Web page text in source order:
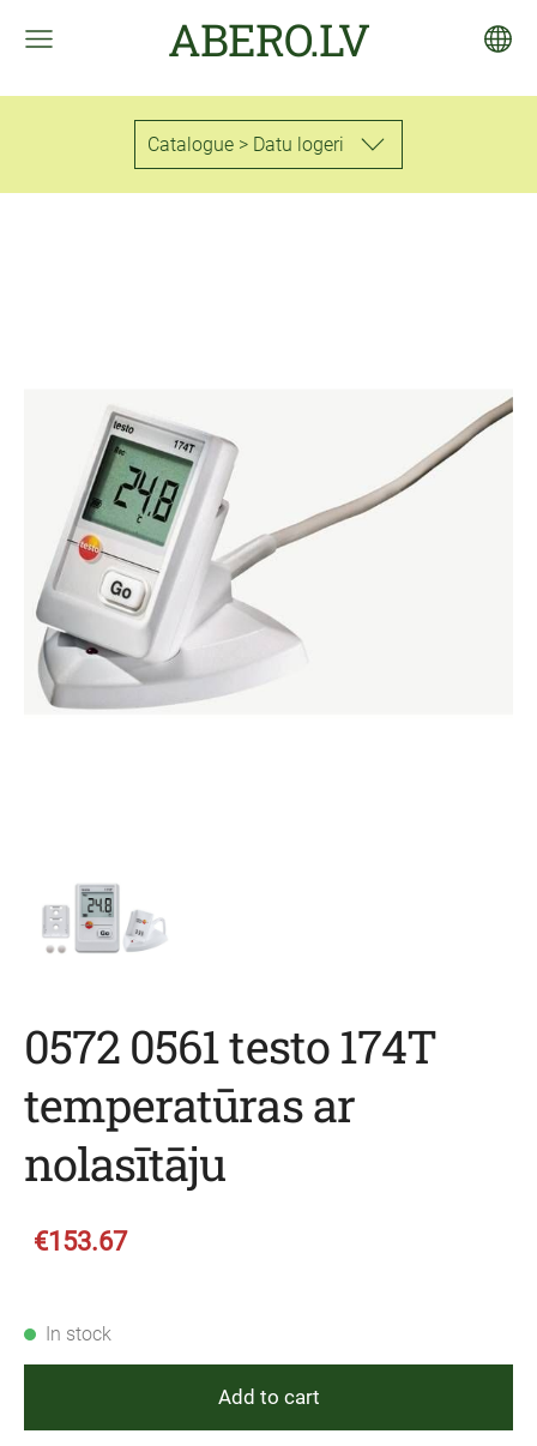
ABERO.LV
Catalogue > Datu logeri
0572 0561 testo 174T
temperatūras ar
nolasītāju
€153.67
In stock
Add to cart